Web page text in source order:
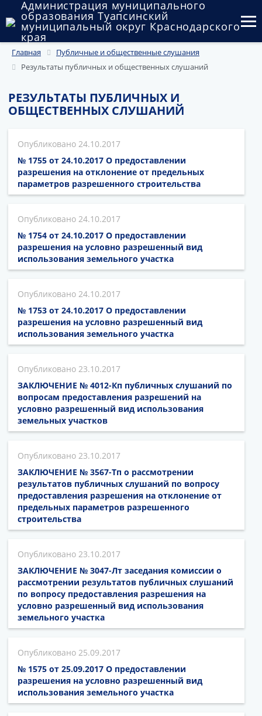
Администрация муниципального
образования Туапсинский
муниципальный округ Краснодарского
края
Округ
Муниципальные закупки
Муниципальное имущество
Публичные слушания и общественные обсуждения
Главная
Публичные и общественные слушания
Результаты публичных и общественных слушаний
РЕЗУЛЬТАТЫ ПУБЛИЧНЫХ И
ОБЩЕСТВЕННЫХ СЛУШАНИЙ
24.10.2017
№ 1755 от 24.10.2017 О предоставлении
разрешения на отклонение от предельных
параметров разрешенного строительства
24.10.2017
№ 1754 от 24.10.2017 О предоставлении
разрешения на условно разрешенный вид
использования земельного участка
24.10.2017
№ 1753 от 24.10.2017 О предоставлении
разрешения на условно разрешенный вид
использования земельного участка
23.10.2017
ЗАКЛЮЧЕНИЕ № 4012-Кп публичных слушаний по
вопросам предоставления разрешений на
условно разрешенный вид использования
земельных участков
23.10.2017
ЗАКЛЮЧЕНИЕ № 3567-Тп о рассмотрении
результатов публичных слушаний по вопросу
предоставления разрешения на отклонение от
предельных параметров разрешенного
строительства
23.10.2017
ЗАКЛЮЧЕНИЕ № 3047-Лт заседания комиссии о
рассмотрении результатов публичных слушаний
по вопросу предоставления разрешения на
условно разрешенный вид использования
земельного участка
25.09.2017
№ 1575 от 25.09.2017 О предоставлении
разрешения на условно разрешенный вид
использования земельного участка